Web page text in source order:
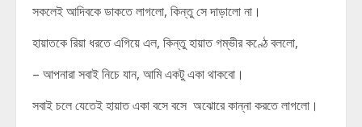
সকলেই আদিবকে ডাকতে লাগলো, কিন্তু সে দাড়ালো না।
হায়াতকে রিয়া ধরতে এগিয়ে এল, কিন্তু হায়াত গম্ভীর কণ্ঠে বললো,
– আপনারা সবাই নিচে যান, আমি একটু একা থাকবো।
সবাই চলে যেতেই হায়াত একা বসে বসে অঝোরে কান্না করতে লাগলো।